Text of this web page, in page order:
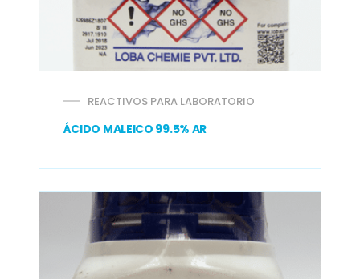
REACTIVOS PARA LABORATORIO
ÁCIDO MALEICO 99.5% AR